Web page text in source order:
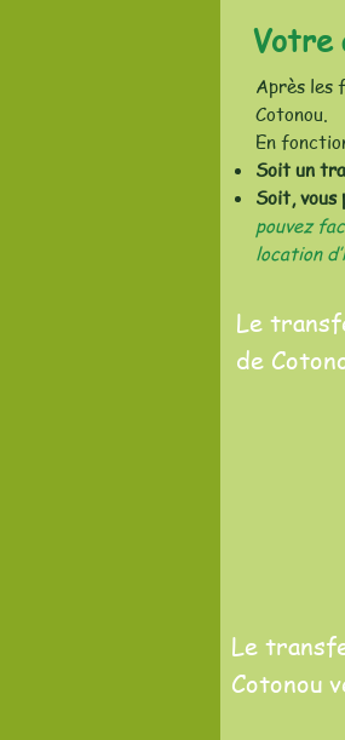
Votre
Après les
Cotonou.
En
Soit un
Soit, vous
pouvez
location
Le
de
Le
Cotonou